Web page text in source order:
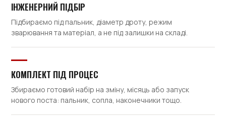
ІНЖЕНЕРНИЙ ПІДБІР
Підбираємо під пальник, діаметр дроту, режим
зварювання та матеріал, а не під залишки на складі.
КОМПЛЕКТ ПІД ПРОЦЕС
Збираємо готовий набір на зміну, місяць або запуск
нового поста: пальник, сопла, наконечники тощо.